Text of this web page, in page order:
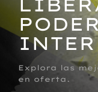
Explora las
en oferta.